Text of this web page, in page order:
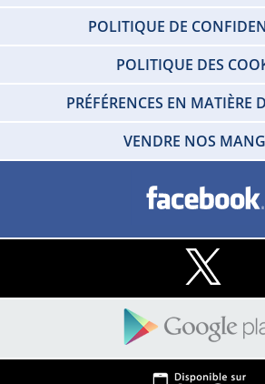
POLITIQUE DE
POLITIQUE DES
PRÉFÉRENCES EN MATIÈRE
VENDRE NOS